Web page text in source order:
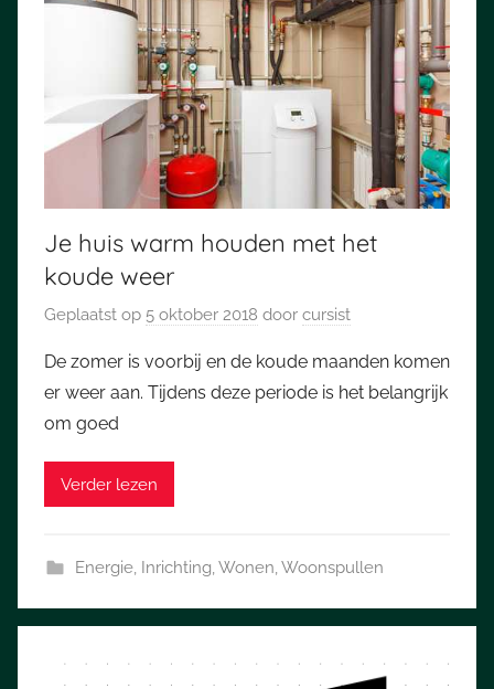
Je huis warm houden met het
koude weer
Geplaatst op 5 oktober 2018 door cursist
De zomer is voorbij en de koude maanden komen
er weer aan. Tijdens deze periode is het belangrijk
om goed
Verder lezen
Energie, Inrichting,Wonen,Woonspullen